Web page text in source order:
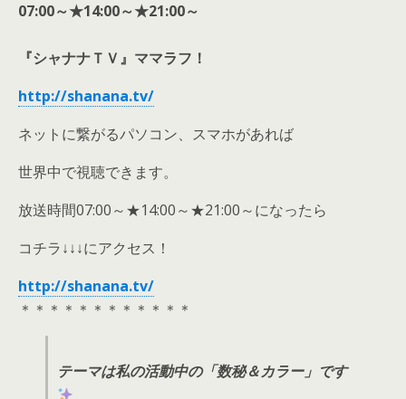
07:00～★14:00～★21:00～
『シャナナＴＶ』ママラフ！
http://shanana.tv/
ネットに繋がるパソコン、スマホがあれば
世界中で視聴できます。
放送時間07:00～★14:00～★21:00～になったら
コチラ↓↓↓にアクセス！
http://shanana.tv/
＊＊＊＊＊＊＊＊＊＊＊＊
テーマは私の活動中の「数秘＆カラー」です